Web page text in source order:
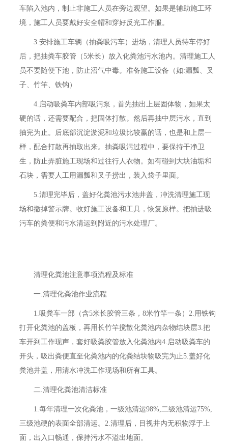
车陷入池内，制止非施工人员在旁边观望。如果是辅助施工环
境，施工人员要戴好安全帽和穿好反光工作服。
3.安排施工车辆（抽粪吸污车）进场，清理人员待车停好
后，把抽粪车胶管（5米长）放入化粪池污水池内。清理施工人
员不要随便下池，防止沼气中毒。准备施工设备（如:漏瓢、叉
子、竹竿、铁钩）
4.启动吸粪车内部吸污泵，首先抽出上层固体物，如果太
硬的话，还需要配合，把固体打散。然后再抽中层污水，直到
抽完为止。后底部沉淀淤泥和垃圾比较赢的话，也是和上层一
样，配合打散再抽取出来。抽粪吸污过程中，要保持干净卫
生，防止弄脏施工现场和过往行人衣物。如有碰到大块油垢和
石块，需要人工用漏瓢和叉子捞出，装入袋子里面。
5.清理完毕后，盖好化粪池污水池井盖，冲洗清理施工现
场和撤掉警示牌。收好施工设备和工具，恢复原样。把抽进吸
污车的粪便和污水清运到附近的污水处理厂。
清理化粪池注意事项流程及标准
一.清理化粪池作业流程
1.吸粪车一部（含5米长胶管三条，8米竹竿一条）2.用铁钩
打开化粪池的盖板，再用长竹竿搅散化粪池内杂物结块层3.把
车开到工作现声，套好吸粪胶管放入化粪池内4.启动吸粪车的
开头，吸出粪便直至化粪池内的化粪结块物吸完为止5.盖好化
粪池井盖，用清水冲洗工作现场和所有工具。
二.清理化粪池清洁标准
1.每年清理一次化粪池，一级池清运98%,二级池清运75%,
三级池硬的表面全部清运。2.清理后，目视井内无积物浮于上
面，出入口畅通，保持污水不溢出地面。